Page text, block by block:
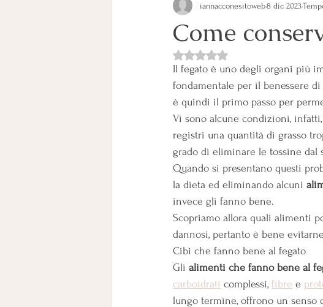
Come
iannacconesitoweb8 dic 2023
Valutazione NaN stelle su 5.
Il fegato è uno degli organi più
fondamentale per il benessere di
è quindi il primo passo per
Vi sono alcune condizioni,
registri una quantità di grasso
grado di eliminare le tossine dal
Quando si presentano questi
la dieta ed eliminando alcuni
invece gli fanno bene.
Scopriamo allora quali alimenti
dannosi, pertanto è bene
Cibi che fanno bene al fegato
Gli alimenti che fanno bene al
carboidrati complessi, fibre e
lungo termine, offrono un senso